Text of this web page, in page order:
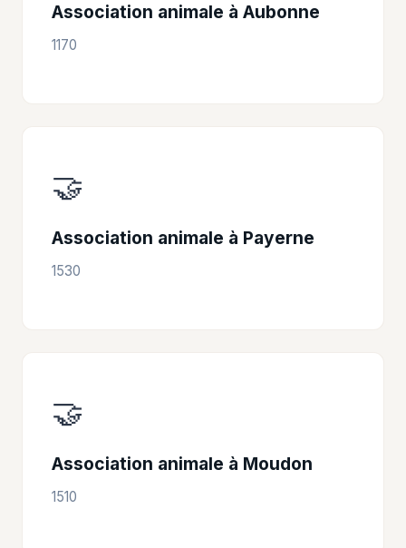
Association animale à Aubonne
1170
🤝
Association animale à Payerne
1530
🤝
Association animale à Moudon
1510